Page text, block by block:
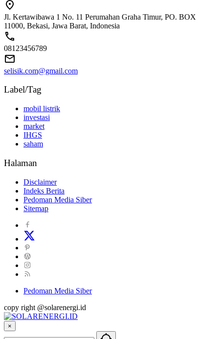
Jl. Kertawibawa 1 No. 11 Perumahan Graha Timur, PO. BOX
11000, Bekasi, Jawa Barat, Indonesia
08123456789
selisik.com@gmail.com
Label/Tag
mobil listrik
investasi
market
IHGS
saham
Halaman
Disclaimer
Indeks Berita
Pedoman Media Siber
Sitemap
Pedoman Media Siber
copy right @solarenergi.id
×